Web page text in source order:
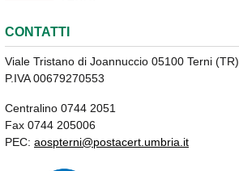
CONTATTI
Viale Tristano di Joannuccio 05100 Terni (TR)
P.IVA 00679270553
Centralino 0744 2051
Fax 0744 205006
PEC: aospterni@postacert.umbria.it